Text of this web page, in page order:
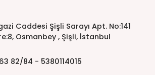
Caddesi Şişli Sarayı Apt. No:141
Osmanbey , Şişli, İstanbul
82/84 - 5380114015